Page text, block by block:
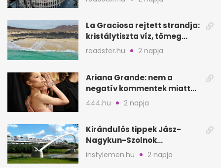
La Graciosa rejtett strandja:
kristálytiszta víz, tömeg
nélkül
roadster.hu 2 napja
Ariana Grande: nem a
negatív kommentek miatt
vonul vissza
444.hu 2 napja
Kirándulós tippek Jász-
Nagykun-Szolnok
megyében: 6 kihagyhatatlan
hely
instylemen.hu 2 napja